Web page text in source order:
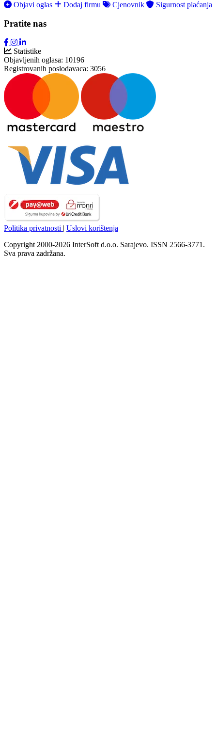
Objavi oglas Dodaj firmu Cjenovnik Sigurnost plaćanja
Pratite nas
Statistike
Objavljenih oglasa: 10196
Registrovanih poslodavaca: 3056
Politika privatnosti | Uslovi korištenja
Copyright 2000-2026 InterSoft d.o.o. Sarajevo. ISSN 2566-3771.
Sva prava zadržana.